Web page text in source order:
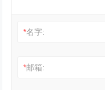
*名字:
*邮箱: